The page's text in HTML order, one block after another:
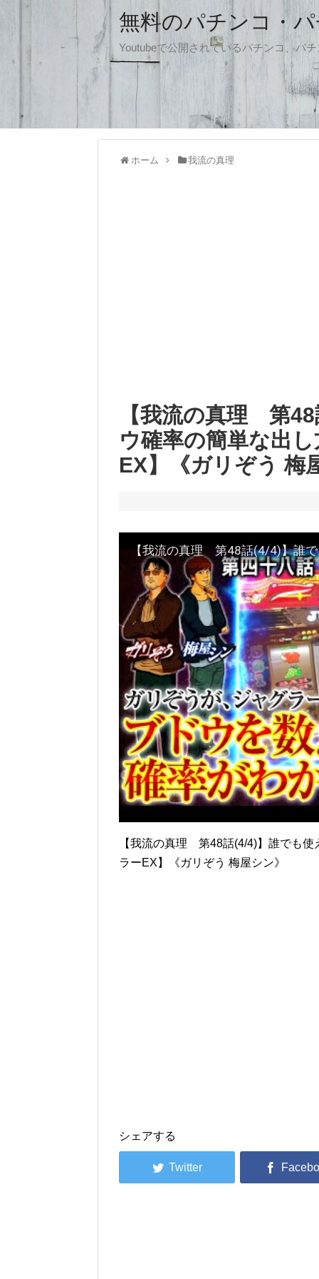
無料のパチンコ・
Youtubeで公開されているパチンコ、パ
ホーム 我流の真理
【我流の真理 第
ウ確率の簡単な出
EX】《ガリぞう 梅
【我流の真理 第48話(4/4)】誰でも
ラーEX】《ガリぞう 梅屋シン》
シェアする